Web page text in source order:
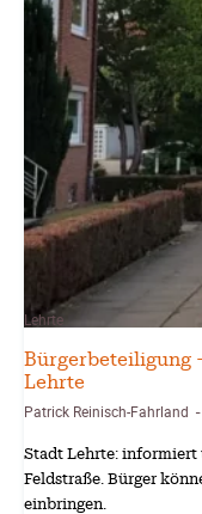
Lehrte
Bürgerbeteiligung
Lehrte
Patrick Reinisch-Fahrland -
Stadt Lehrte: informiert
Feldstraße. Bürger
einbringen.